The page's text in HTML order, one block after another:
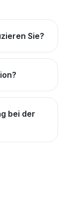
Sie?
bei der